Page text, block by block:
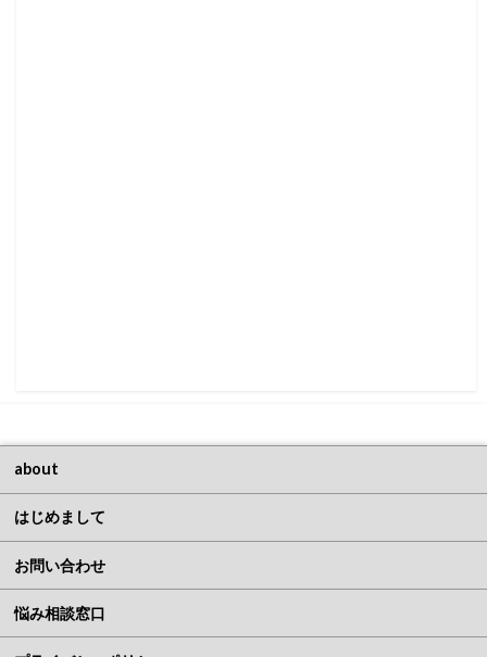
about
はじめまして
お問い合わせ
悩み相談窓口